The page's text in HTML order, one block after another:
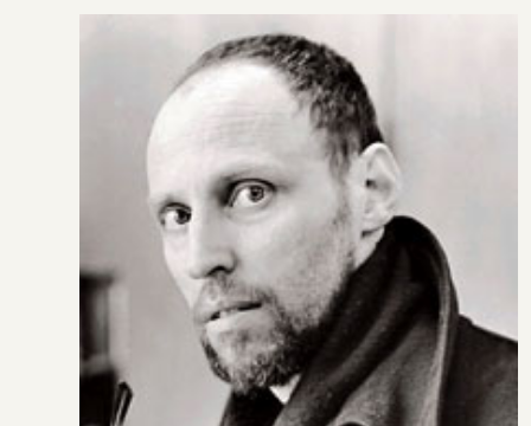
Поделиться
КопироватьВконтактеТелеграм Дзен
скидку 15%
Политикой конфиденциальности
подписаться
Я соглашаюсь с Политикой конфиденциальности
подписаться
Эта книга
не предназначена для
несовершеннолетних
Скажите, пожалуйста,
вам уже исполнилось 18 лет?
нет, вернуться назад